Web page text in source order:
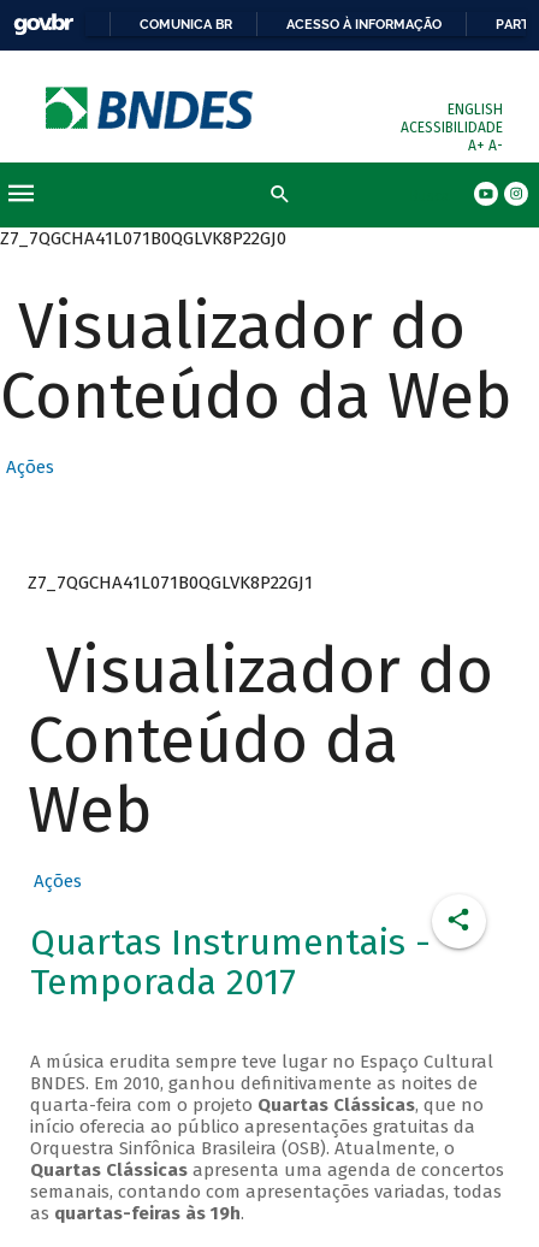
COMUNICA BR ACESSO À INFORMAÇÃO
ENGLISH
ACESSIBILIDADE
A+ A-
Z7_7QGCHA41L071B0QGLVK8P22GJ0
Visualizador do
Conteúdo da Web
Ações
Z7_7QGCHA41L071B0QGLVK8P22GJ1
Visualizador do
Conteúdo da
Web
Ações
Quartas Instrumentais -
Temporada 2017
A música erudita sempre teve lugar no Espaço Cultural
BNDES. Em 2010, ganhou definitivamente as noites de
quarta-feira com o projeto Quartas Clássicas, que no
início oferecia ao público apresentações gratuitas da
Orquestra Sinfônica Brasileira (OSB). Atualmente, o
Quartas Clássicasapresenta uma agenda de concertos
semanais, contando com apresentações variadas, todas
as quartas-feiras às 19h.